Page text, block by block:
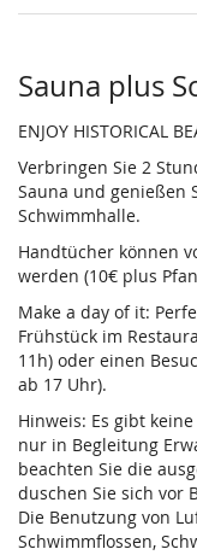
Sauna plus
ENJOY HISTORICAL
Verbringen Sie 2
Sauna und genießen
Schwimmhalle.
Handtücher können
werden (10€ plus
Make a day of it:
Frühstück im
11h) oder einen
ab 17 Uhr).
Hinweis: Es gibt
nur in Begleitung
beachten Sie die
duschen Sie sich vor
Die Benutzung von
Schwimmflossen,